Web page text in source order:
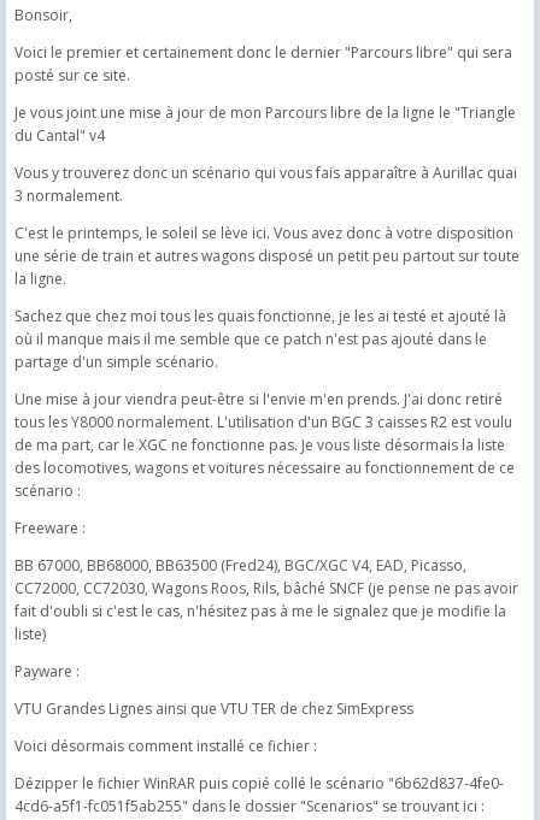
Bonsoir,
Voici le premier et certainement donc le dernier "Parcours libre" qui sera
posté sur ce site.
Je vous joint une mise à jour de mon Parcours libre de la ligne le "Triangle
du Cantal" v4
Vous y trouverez donc un scénario qui vous fais apparaître à Aurillac quai
3 normalement.
C'est le printemps, le soleil se lève ici. Vous avez donc à votre disposition
une série de train et autres wagons disposé un petit peu partout sur toute
la ligne.
Sachez que chez moi tous les quais fonctionne, je les ai testé et ajouté là
où il manque mais il me semble que ce patch n'est pas ajouté dans le
partage d'un simple scénario.
Une mise à jour viendra peut-être si l'envie m'en prends. J'ai donc retiré
tous les Y8000 normalement. L'utilisation d'un BGC 3 caisses R2 est voulu
de ma part, car le XGC ne fonctionne pas. Je vous liste désormais la liste
des locomotives, wagons et voitures nécessaire au fonctionnement de ce
scénario :
Freeware :
BB 67000, BB68000, BB63500 (Fred24), BGC/XGC V4, EAD, Picasso,
CC72000, CC72030, Wagons Roos, Rils, bâché SNCF (je pense ne pas avoir
fait d'oubli si c'est le cas, n'hésitez pas à me le signalez que je modifie la
liste)
Payware :
VTU Grandes Lignes ainsi que VTU TER de chez SimExpress
Voici désormais comment installé ce fichier :
Dézipper le fichier WinRAR puis copié collé le scénario "6b62d837-4fe0-
4cd6-a5f1-fc051f5ab255" dans le dossier "Scenarios" se trouvant ici :